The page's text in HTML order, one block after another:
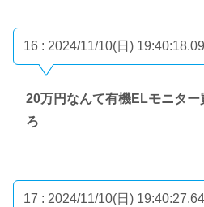
16 : 2024/11/10(日) 19:40:18.09
20万円なんて有機ELモニタ
ろ
17 : 2024/11/10(日) 19:40:27.64